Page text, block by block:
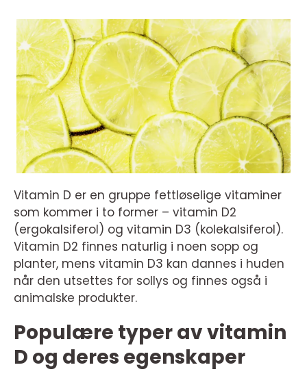
Vitamin D er en gruppe fettløselige vitaminer
som kommer i to former – vitamin D2
(ergokalsiferol) og vitamin D3 (kolekalsiferol).
Vitamin D2 finnes naturlig i noen sopp og
planter, mens vitamin D3 kan dannes i huden
når den utsettes for sollys og finnes også i
animalske produkter.
Populære typer av vitamin
D og deres egenskaper